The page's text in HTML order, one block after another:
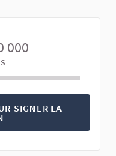
000
SIGNER LA